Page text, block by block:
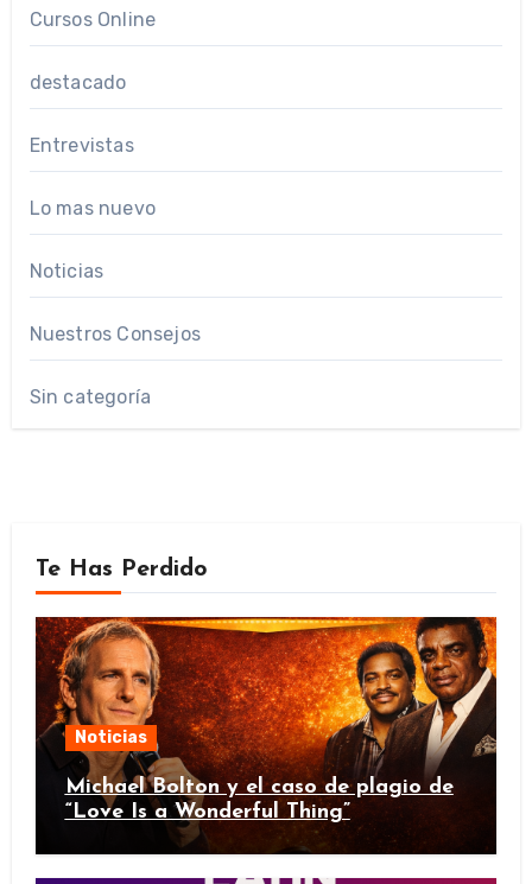
Cursos Online
destacado
Entrevistas
Lo mas nuevo
Noticias
Nuestros Consejos
Sin categoría
Te Has Perdido
Noticias
Michael Bolton y el caso de plagio de
“Love Is a Wonderful Thing”